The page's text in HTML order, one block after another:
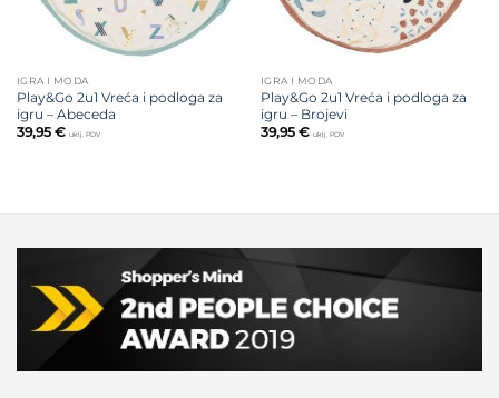
IGRA I MODA
Play&Go 2u1 Vreća i podloga za
igru – Abeceda
39,95 € uklj. PDV
IGRA I MODA
Play&Go 2u1 Vreća i podloga za
igru – Brojevi
39,95 € uklj. PDV